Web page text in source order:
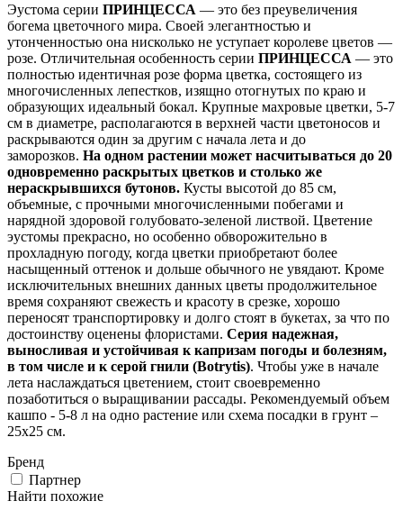
Эустома серии ПРИНЦЕССА — это без преувеличения
богема цветочного мира. Своей элегантностью и
утонченностью она нисколько не уступает королеве цветов —
розе. Отличительная особенность серии ПРИНЦЕССА — это
полностью идентичная розе форма цветка, состоящего из
многочисленных лепестков, изящно отогнутых по краю и
образующих идеальный бокал. Крупные махровые цветки, 5-7
см в диаметре, располагаются в верхней части цветоносов и
раскрываются один за другим с начала лета и до
заморозков. На одном растении может насчитываться до 20
одновременно раскрытых цветков и столько же
нераскрывшихся бутонов. Кусты высотой до 85 см,
объемные, с прочными многочисленными побегами и
нарядной здоровой голубовато-зеленой листвой. Цветение
эустомы прекрасно, но особенно обворожительно в
прохладную погоду, когда цветки приобретают более
насыщенный оттенок и дольше обычного не увядают. Кроме
исключительных внешних данных цветы продолжительное
время сохраняют свежесть и красоту в срезке, хорошо
переносят транспортировку и долго стоят в букетах, за что по
достоинству оценены флористами. Серия надежная,
выносливая и устойчивая к капризам погоды и болезням,
в том числе и к серой гнили (Botrytis). Чтобы уже в начале
лета наслаждаться цветением, стоит своевременно
позаботиться о выращивании рассады. Рекомендуемый объем
кашпо - 5-8 л на одно растение или схема посадки в грунт –
25х25 см.
Бренд
Партнер
Найти похожие